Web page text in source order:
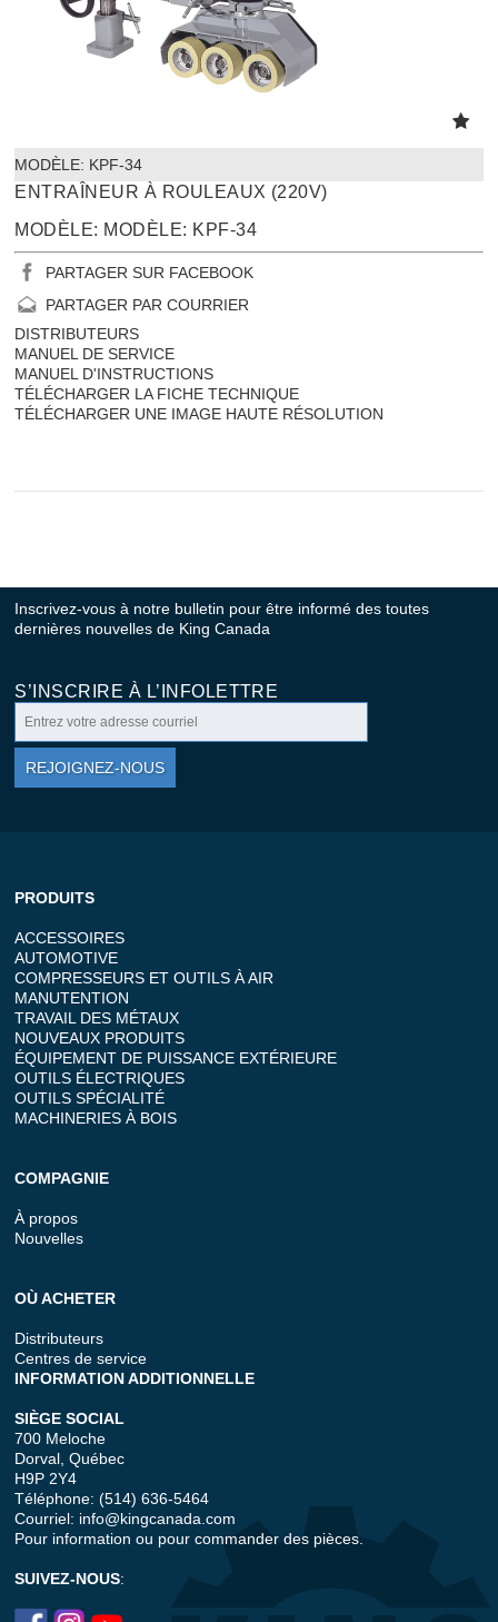
MODÈLE: KPF-34
ENTRAÎNEUR À ROULEAUX (220V)
MODÈLE: MODÈLE: KPF-34
PARTAGER SUR FACEBOOK
PARTAGER PAR COURRIER
DISTRIBUTEURS
MANUEL DE SERVICE
MANUEL D'INSTRUCTIONS
TÉLÉCHARGER LA FICHE TECHNIQUE
TÉLÉCHARGER UNE IMAGE HAUTE RÉSOLUTION
Inscrivez-vous à notre bulletin pour être informé des toutes
dernières nouvelles de King Canada
S’INSCRIRE À L’INFOLETTRE
REJOIGNEZ-NOUS
PRODUITS
ACCESSOIRES
AUTOMOTIVE
COMPRESSEURS ET OUTILS À AIR
MANUTENTION
TRAVAIL DES MÉTAUX
NOUVEAUX PRODUITS
ÉQUIPEMENT DE PUISSANCE EXTÉRIEURE
OUTILS ÉLECTRIQUES
OUTILS SPÉCIALITÉ
MACHINERIES À BOIS
COMPAGNIE
À propos
Nouvelles
OÙ ACHETER
Distributeurs
Centres de service
INFORMATION ADDITIONNELLE
SIÈGE SOCIAL
700 Meloche
Dorval, Québec
H9P 2Y4
Téléphone: (514) 636-5464
Courriel: info@kingcanada.com
Pour information ou pour commander des pièces.
SUIVEZ-NOUS: